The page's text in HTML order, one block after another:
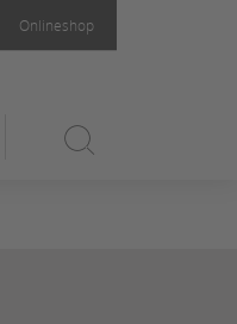
Onlineshop